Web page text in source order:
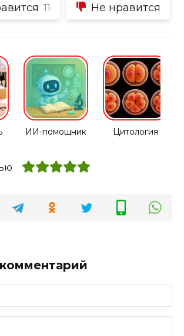
11 Не нравится
ИИ-помощник Цитология